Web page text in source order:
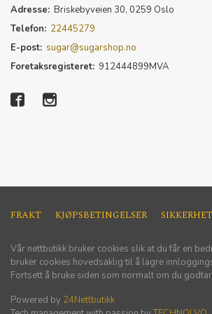
Adresse: Briskebyveien 30, 0259 Oslo
Telefon: 22445279
E-post: sugar@sugarshop.no
Foretaksregisteret: 912444899MVA
FRAKT KJØPSBETINGELSER
Vår nettbutikk bruker cookies slik at du får en
bruker cookies hovedsaklig til å lagre
Fortsett å bruke siden som normalt om du
Powered by 24Nettbutikk